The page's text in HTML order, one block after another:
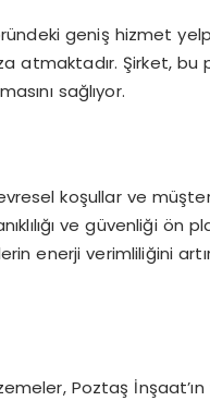
geniş hizmet
atmaktadır. Şirket,
sağlıyor.
koşullar ve
ve güvenliği
enerji verimliliğini
Poztaş